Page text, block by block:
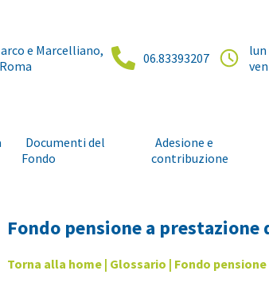
e Marcelliano,
06.83393207
lun
Documenti del
Fondo
Adesione e
contribuzione
Fondo pensione a
Torna alla home | Glossario | Fondo